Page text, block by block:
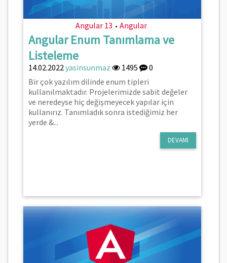
Angular 13 • Angular
Angular Enum Tanımlama ve
Listeleme
14.02.2022yasinsunmaz 1495
0
Bir çok yazılım dilinde enum tipleri
kullanılmaktadır. Projelerimizde sabit değeler
ve neredeyse hiç değişmeyecek yapılar için
kullanırız. Tanımladık sonra istediğimiz her
yerde &...
DEVAMI